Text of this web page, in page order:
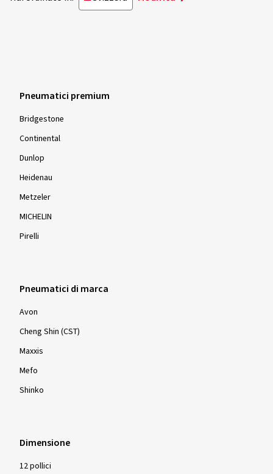
Pneumatici premium
Bridgestone
Continental
Dunlop
Heidenau
Metzeler
MICHELIN
Pirelli
Pneumatici di marca
Avon
Cheng Shin (CST)
Maxxis
Mefo
Shinko
Dimensione
12 pollici